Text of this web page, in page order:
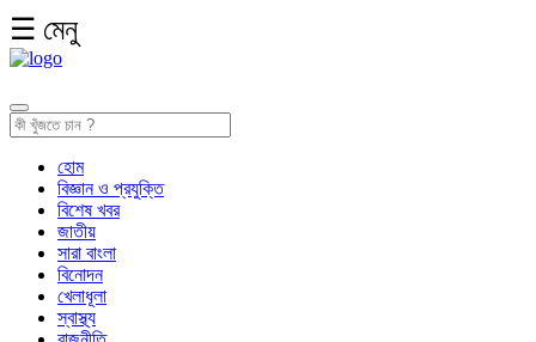
☰ মেনু
হোম
বিজ্ঞান ও প্রযুক্তি
বিশেষ খবর
জাতীয়
সারা বাংলা
বিনোদন
খেলাধূলা
স্বাস্থ্য